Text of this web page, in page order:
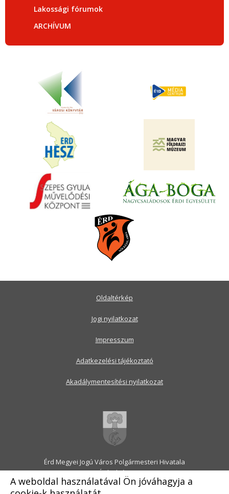
A weboldal használatával Ön jóváhagyja a
Lakossági fórumok
ARCHÍVUM
Érd Megyei Jogú Város Polgármesteri Hivatala
2030 Érd, Alsó utca 1.
Levélcím: 2031 Érd, Pf.: 31
Oldaltérkép
Jogi nyilatkozat
Impresszum
Adatkezelési tájékoztató
Akadálymentesítési nyilatkozat